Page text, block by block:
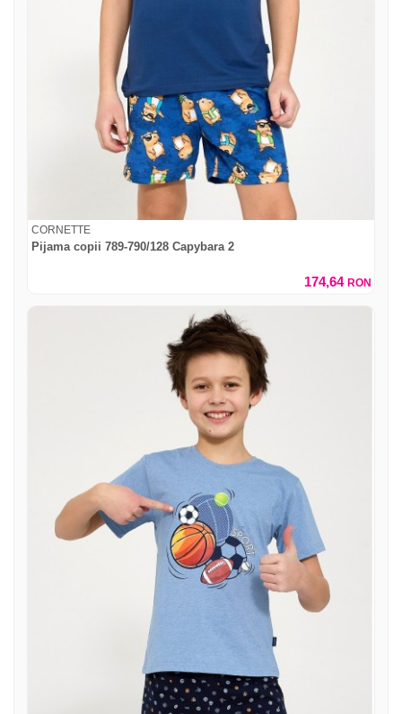
CORNETTE
Pijama copii 789-790/128 Capybara 2
174,64 RON